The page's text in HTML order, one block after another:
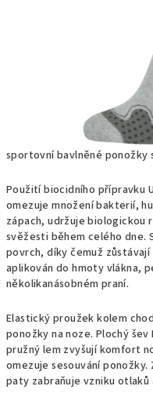
sportovní bavlněné
Použití biocidního přípravku
omezuje množení bakterií,
zápach, udržuje biologickou
svěžesti během celého dne.
povrch, díky čemuž
aplikován do hmoty vlákna,
několikanásobném praní.
Elastický proužek kolem
ponožky na noze. Plochý
pružný lem zvyšují komfort
omezuje sesouvání
paty zabraňuje vzniku